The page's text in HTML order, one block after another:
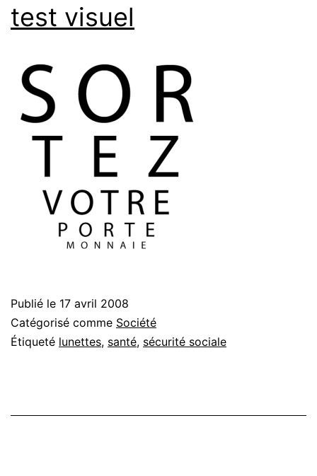
test visuel
Publié le 17 avril 2008
Catégorisé comme Société
Étiqueté lunettes, santé, sécurité sociale